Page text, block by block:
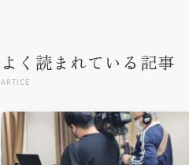
よく読まれている記事
ARTICE